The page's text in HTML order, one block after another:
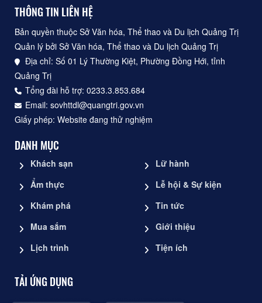
THÔNG TIN LIÊN HỆ
Bản quyền thuộc Sở Văn hóa, Thể thao và Du lịch Quảng Trị
Quản lý bởi Sở Văn hóa, Thể thao và Du lịch Quảng Trị
Địa chỉ: Số 01 Lý Thường Kiệt, Phường Đồng Hới, tỉnh
Quảng Trị
Tổng đài hỗ trợ: 0233.3.853.684
Email: sovhttdl@quangtri.gov.vn
Giấy phép: Website đang thử nghiệm
DANH MỤC
Khách sạn
Ẩm thực
Khám phá
Mua sắm
Lịch trình
Lữ hành
Lễ hội & Sự kiện
Tin tức
Giới thiệu
Tiện ích
TẢI ỨNG DỤNG